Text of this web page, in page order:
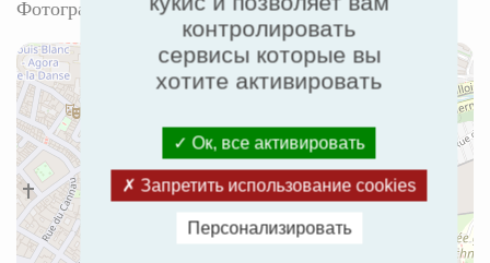
Фотография © DR
контролировать
сервисы которые вы
хотите активировать
Ок, все активировать
Запретить использование cookies
Персонализировать